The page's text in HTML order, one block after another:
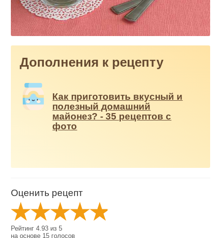
Дополнения к рецепту
Как приготовить вкусный и
полезный домашний
майонез? - 35 рецептов с
фото
Оценить рецепт
Рейтинг4.93 из5
на основе 15 голосов